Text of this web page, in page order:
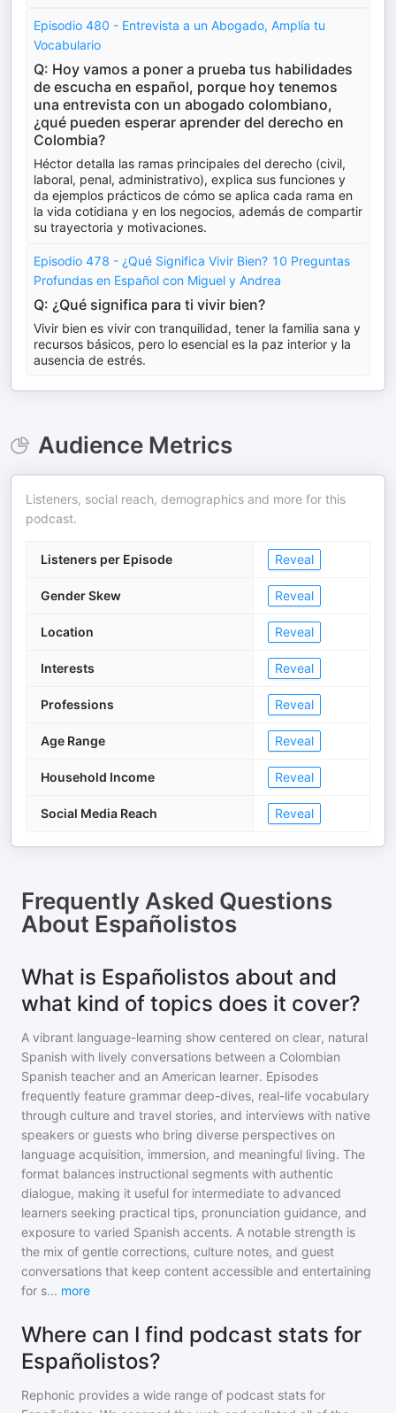
Episodio 480 - Entrevista a un Abogado, Amplía tu
Vocabulario
Q: Hoy vamos a poner a prueba tus habilidades
de escucha en español, porque hoy tenemos
una entrevista con un abogado colombiano,
¿qué pueden esperar aprender del derecho en
Colombia?
Héctor detalla las ramas principales del derecho (civil,
laboral, penal, administrativo), explica sus funciones y
da ejemplos prácticos de cómo se aplica cada rama en
la vida cotidiana y en los negocios, además de compartir
su trayectoria y motivaciones.
Episodio 478 - ¿Qué Significa Vivir Bien? 10 Preguntas
Profundas en Español con Miguel y Andrea
Q: ¿Qué significa para ti vivir bien?
Vivir bien es vivir con tranquilidad, tener la familia sana y
recursos básicos, pero lo esencial es la paz interior y la
ausencia de estrés.
Audience Metrics
Listeners, social reach, demographics and more for this
podcast.
Listeners per Episode Reveal
Gender Skew Reveal
Location Reveal
Interests Reveal
Professions Reveal
Age Range Reveal
Household Income Reveal
Social Media Reach Reveal
Frequently Asked Questions
About Españolistos
What is Españolistos about and
what kind of topics does it cover?
A vibrant language-learning show centered on clear, natural
Spanish with lively conversations between a Colombian
Spanish teacher and an American learner. Episodes
frequently feature grammar deep-dives, real-life vocabulary
through culture and travel stories, and interviews with native
speakers or guests who bring diverse perspectives on
language acquisition, immersion, and meaningful living. The
format balances instructional segments with authentic
dialogue, making it useful for intermediate to advanced
learners seeking practical tips, pronunciation guidance, and
exposure to varied Spanish accents. A notable strength is
the mix of gentle corrections, culture notes, and guest
conversations that keep content accessible and entertaining
for s... more
Where can I find podcast stats for
Españolistos?
Rephonic provides a wide range of podcast stats for